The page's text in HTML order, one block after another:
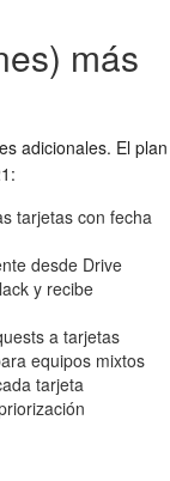
más
adicionales. El plan
tarjetas con fecha
desde Drive
y recibe
a tarjetas
equipos mixtos
tarjeta